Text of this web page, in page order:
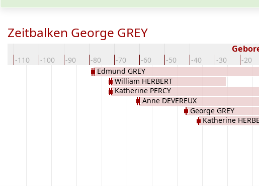
Zeitbalken George GREY
-110 -100 -90 -80 -70 -60 -50 -40 -30 -20
Edmund GREY
William HERBERT
Katherine PERCY
Anne DEVEREUX
George GREY
Katherine